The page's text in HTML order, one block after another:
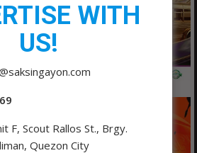
WITH
US!
F, Scout Rallos St., Brgy.
Quezon City